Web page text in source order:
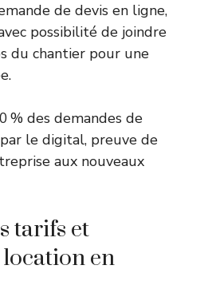
de devis en ligne,
possibilité de joindre
du chantier pour une
% des demandes de
le digital, preuve de
aux nouveaux
tarifs et
location en